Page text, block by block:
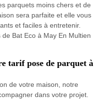
parquets moins chers et de
sera parfaite et elle vous
et faciles à entretenir.
Bat Eco à May En Multien
tarif pose de parquet à
de votre maison, notre
dans votre projet.